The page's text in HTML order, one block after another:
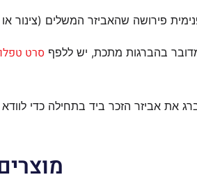
פירושה שהאביזר המשלים (צינור
בהברגות מתכת, יש ללפף סרט
את אביזר הזכר ביד בתחילה כדי